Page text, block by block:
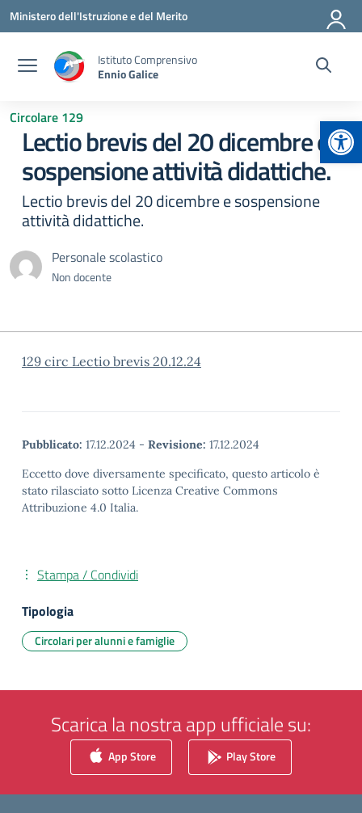
Vai ai contenuti
Vai al menu di navigazione
Vai al footer
Ministero dell'Istruzione e del Merito
Istituto Comprensivo
Ennio Galice
Circolare 129
Lectio brevis del 20 dicembre e
sospensione attività didattiche.
Lectio brevis del 20 dicembre e sospensione
attività didattiche.
Personale scolastico
Non docente
129 circ Lectio brevis 20.12.24
Pubblicato: 17.12.2024 - Revisione: 17.12.2024
Eccetto dove diversamente specificato, questo articolo è
stato rilasciato sotto Licenza Creative Commons
Attribuzione 4.0 Italia.
Stampa / Condividi
Tipologia
Circolari per alunni e famiglie
Scarica la nostra app ufficiale su:
App Store Play Store